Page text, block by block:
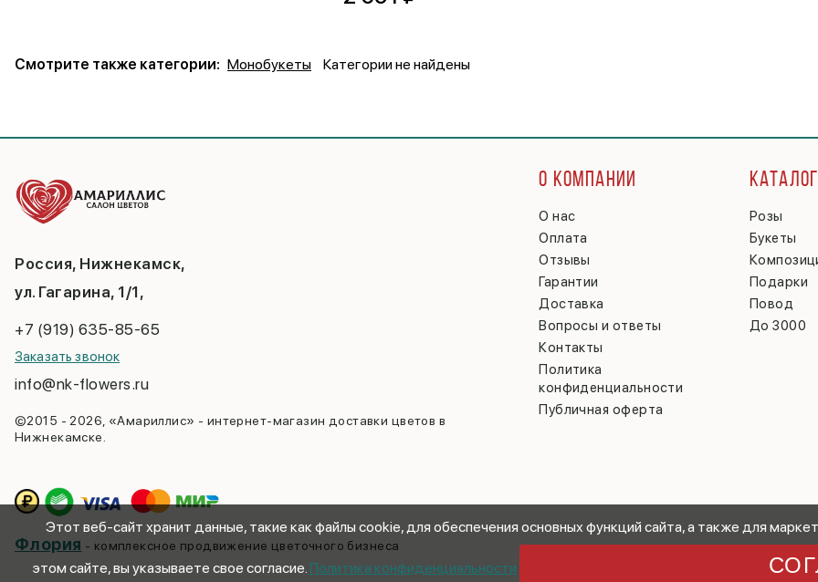
Смотрите также категории: Монобукеты Категории не найдены
Этот веб-сайт хранит данные, такие как файлы cookie, для обеспечения основных функций сайта, а также для
этом сайте, вы указываете свое согласие. Политика конфиденциальности
Россия, Нижнекамск,
ул. Гагарина, 1/1,
+7 (919) 635-85-65
Заказать звонок
info@nk-flowers.ru
©2015 - 2026, «Амариллис» - интернет-магазин доставки цветов в
Нижнекамске.
О КОМПАНИИ
О нас
Оплата
Отзывы
Гарантии
Доставка
Вопросы и ответы
Контакты
Политика
конфиденциальности
Публичная оферта
КАТАЛОГ
Розы
Букеты
Подарки
Повод
До 3000
Флория - комплексное продвижение цветочного бизнеса